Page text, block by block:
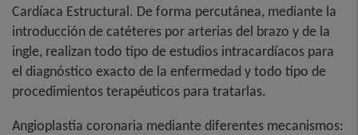
Cardíaca Estructural. De forma percutánea, mediante la
introducción de catéteres por arterias del brazo y de la
ingle, realizan todo tipo de estudios intracardíacos para
el diagnóstico exacto de la enfermedad y todo tipo de
procedimientos terapéuticos para tratarlas.
Angioplastia coronaria mediante diferentes mecanismos: